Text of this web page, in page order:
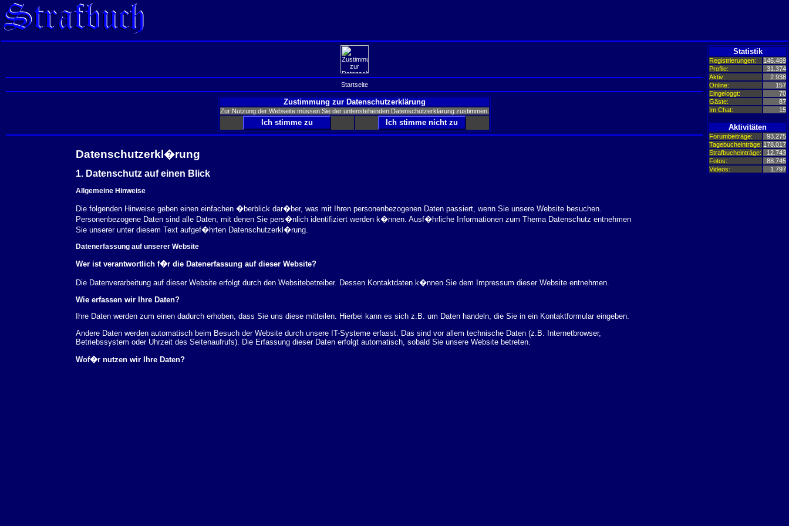
Startseite
Zustimmung zur Datenschutzerklärung
Zur Nutzung der Webseite müssen Sie der untenstehenden Datenschutzerklärung zustimmen.
Datenschutzerkl�rung
1. Datenschutz auf einen Blick
Allgemeine Hinweise
Die folgenden Hinweise geben einen einfachen �berblick dar�ber, was mit Ihren personenbezogenen Daten passiert, wenn Sie unsere Website besuchen.
Personenbezogene Daten sind alle Daten, mit denen Sie pers�nlich identifiziert werden k�nnen. Ausf�hrliche Informationen zum Thema Datenschutz entnehmen
Sie unserer unter diesem Text aufgef�hrten Datenschutzerkl�rung.
Datenerfassung auf unserer Website
Wer ist verantwortlich f�r die Datenerfassung auf dieser Website?
Die Datenverarbeitung auf dieser Website erfolgt durch den Websitebetreiber. Dessen Kontaktdaten k�nnen Sie dem Impressum dieser Website entnehmen.
Wie erfassen wir Ihre Daten?
Ihre Daten werden zum einen dadurch erhoben, dass Sie uns diese mitteilen. Hierbei kann es sich z.B. um Daten handeln, die Sie in ein Kontaktformular eingeben.
Andere Daten werden automatisch beim Besuch der Website durch unsere IT-Systeme erfasst. Das sind vor allem technische Daten (z.B. Internetbrowser,
Betriebssystem oder Uhrzeit des Seitenaufrufs). Die Erfassung dieser Daten erfolgt automatisch, sobald Sie unsere Website betreten.
Wof�r nutzen wir Ihre Daten?
Statistik
Registrierungen:
146.469
Profile:
31.374
Aktiv:
2.938
Online:
157
Eingeloggt:
70
Gäste:
87
Im Chat:
15
Aktivitäten
Forumbeiträge:
93.275
Tagebucheinträge: 178.017
Strafbucheinträge:
12.743
Fotos:
88.745
Videos:
1.797